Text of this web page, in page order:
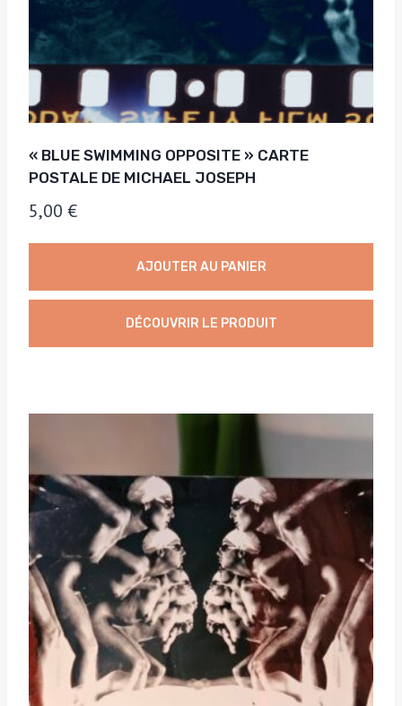
« BLUE SWIMMING OPPOSITE » CARTE
POSTALE DE MICHAEL JOSEPH
5,00 €
AJOUTER AU PANIER
DÉCOUVRIR LE PRODUIT